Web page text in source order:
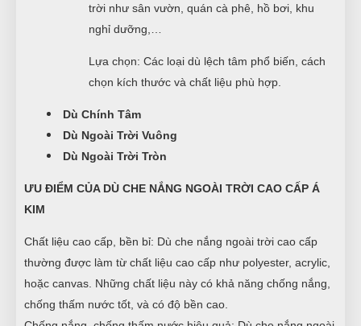
trời như sân vườn, quán cà phê, hồ bơi, khu
nghỉ dưỡng,…
Lựa chọn: Các loại dù lệch tâm phổ biến, cách
chọn kích thước và chất liệu phù hợp.
Dù Chính Tâm
Dù Ngoài Trời Vuông
Dù Ngoài Trời Tròn
ƯU ĐIỂM CỦA DÙ CHE NẮNG NGOÀI TRỜI CAO CẤP Á
KIM
Chất liệu cao cấp, bền bỉ: Dù che nắng ngoài trời cao cấp
thường được làm từ chất liệu cao cấp như polyester, acrylic,
hoặc canvas. Những chất liệu này có khả năng chống nắng,
chống thấm nước tốt, và có độ bền cao.